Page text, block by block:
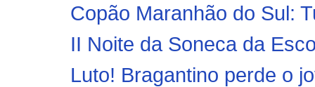
Copão Maranhão do Sul:
II Noite da Soneca da
Luto! Bragantino perde o